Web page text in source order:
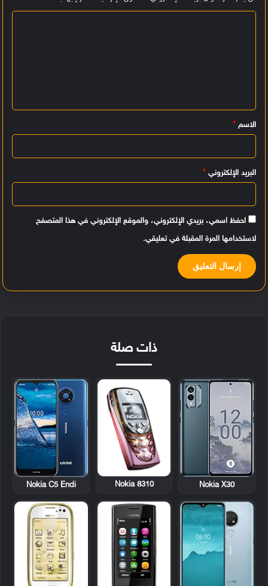
ي
ق
الاسم *
البريد الإلكتروني *
احفظ اسمي، بريدي الإلكتروني، والموقع الإلكتروني في هذا المتصفح
لاستخدامها المرة المقبلة في تعليقي.
ذات صلة
Nokia X30
Nokia 8310
Nokia C5 Endi